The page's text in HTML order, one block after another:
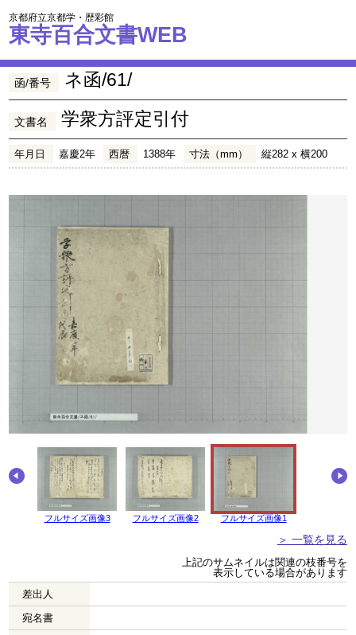
京都府立京都学・歴彩館
東寺百合文書WEB
函/番号 ネ函/61/
文書名 学衆方評定引付
年月日 嘉慶2年 西暦 1388年 寸法（mm） 縦282 x 横200
フルサイズ画像3 フルサイズ画像2 フルサイズ画像1
＞ 一覧を見る
上記のサムネイルは関連の枝番号を
表示している場合があります
差出人
宛名書